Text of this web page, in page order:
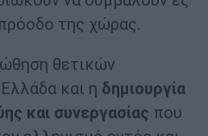
της χώρας.
θετικών
και η δημιουργία
και συνεργασίας που